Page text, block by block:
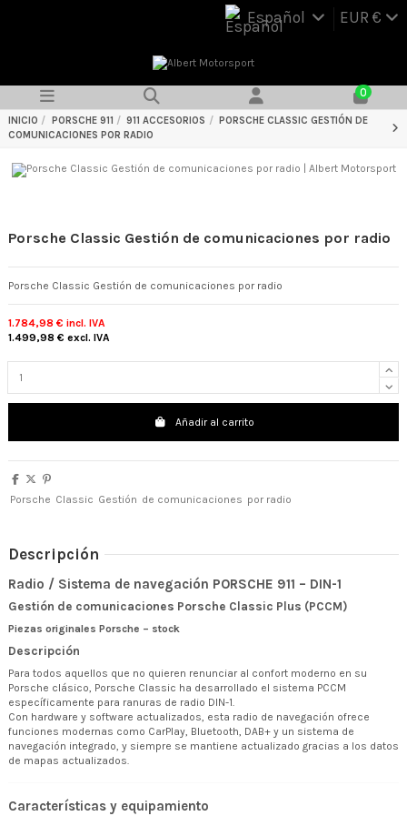
Español EUR €
0
INICIO PORSCHE 911 911 ACCESORIOS
PORSCHE CLASSIC GESTIÓN DE
COMUNICACIONES POR RADIO
Porsche Classic Gestión de comunicaciones por radio
Porsche Classic Gestión de comunicaciones por radio
1.784,98 € incl. IVA
1.499,98 € excl. IVA
Añadir al carrito
Porsche Classic Gestión de comunicaciones por radio
Descripción
Radio / Sistema de navegación PORSCHE 911 – DIN-1
Gestión de comunicaciones Porsche Classic Plus (PCCM)
Piezas originales Porsche – stock
Descripción
Para todos aquellos que no quieren renunciar al confort moderno en su
Porsche clásico, Porsche Classic ha desarrollado el sistema PCCM
específicamente para ranuras de radio DIN-1.
Con hardware y software actualizados, esta radio de navegación ofrece
funciones modernas como CarPlay, Bluetooth, DAB+ y un sistema de
navegación integrado, y siempre se mantiene actualizado gracias a los datos
de mapas actualizados.
Características y equipamiento